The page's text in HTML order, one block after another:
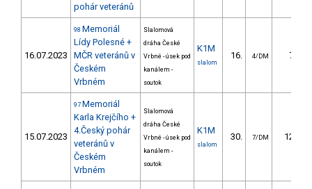
pohár veteránů
16.07.2023
98 Memoriál
Lídy Polesné +
MČR veteránů v
Českém
Vrbném
Slalomová
dráha České
Vrbné - úsek pod
kanálem -
soutok
K1M
slalom
16. 4/DM 7.95
15.07.2023
97 Memoriál
Karla Krejčího +
4.Český pohár
veteránů v
Českém
Vrbném
Slalomová
dráha České
Vrbné - úsek pod
kanálem -
soutok
K1M
slalom
30. 7/DM 12.13